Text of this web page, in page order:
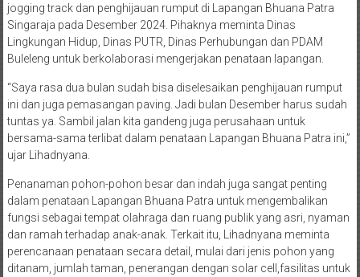
jogging track dan penghijauan rumput di Lapangan Bhuana Patra
Singaraja pada Desember 2024. Pihaknya meminta Dinas
Lingkungan Hidup, Dinas PUTR, Dinas Perhubungan dan PDAM
Buleleng untuk berkolaborasi mengerjakan penataan lapangan.
“Saya rasa dua bulan sudah bisa diselesaikan penghijauan rumput
ini dan juga pemasangan paving. Jadi bulan Desember harus sudah
tuntas ya. Sambil jalan kita gandeng juga perusahaan untuk
bersama-sama terlibat dalam penataan Lapangan Bhuana Patra ini,”
ujar Lihadnyana.
Penanaman pohon-pohon besar dan indah juga sangat penting
dalam penataan Lapangan Bhuana Patra untuk mengembalikan
fungsi sebagai tempat olahraga dan ruang publik yang asri, nyaman
dan ramah terhadap anak-anak. Terkait itu, Lihadnyana meminta
perencanaan penataan secara detail, mulai dari jenis pohon yang
ditanam, jumlah taman, penerangan dengan solar cell,fasilitas untuk